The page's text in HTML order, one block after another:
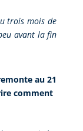
trois mois de
avant la fin
au 21
comment